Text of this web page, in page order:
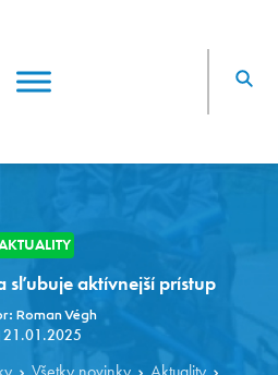
sľubuje aktívnejší prístup
Roman Végh
21.01.2025